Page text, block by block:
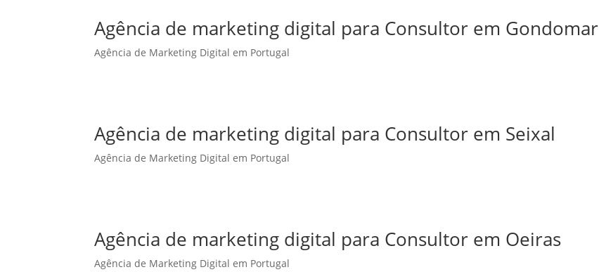
Agência de marketing digital para Consultor em Gondomar
Agência de Marketing Digital em Portugal
Agência de marketing digital para Consultor em Seixal
Agência de Marketing Digital em Portugal
Agência de marketing digital para Consultor em Oeiras
Agência de Marketing Digital em Portugal